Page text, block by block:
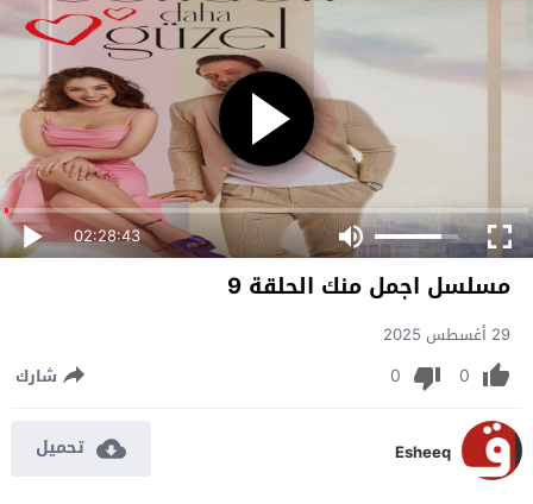
02:28:43
مسلسل اجمل منك الحلقة 9
29 أغسطس 2025
0
0 شارك
Esheeq تحميل